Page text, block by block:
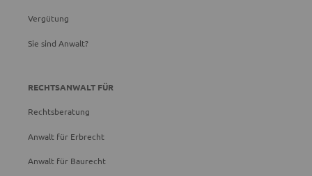
Vergütung
Sie sind Anwalt?
RECHTSANWALT FÜR
Rechtsberatung
Anwalt für Erbrecht
Anwalt für Baurecht